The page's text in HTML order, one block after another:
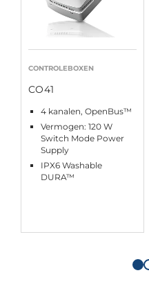
CONTROLEBOXEN
CO41
4 kanalen, OpenBus™
Vermogen: 120 W
Switch Mode Power
Supply
IPX6 Washable
DURA™